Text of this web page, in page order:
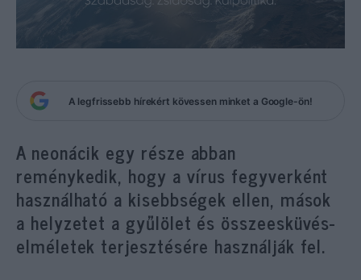
A legfrissebb hírekért kövessen minket a Google-ön!
A neonácik egy része abban
reménykedik, hogy a vírus fegyverként
használható a kisebbségek ellen, mások
a helyzetet a gyűlölet és összeesküvés-
elméletek terjesztésére használják fel.